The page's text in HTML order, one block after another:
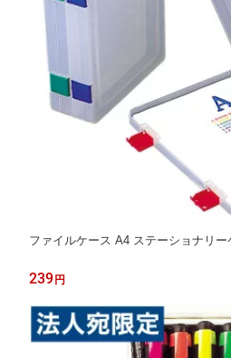
ファイルケース A4 ステーショナリ
239円